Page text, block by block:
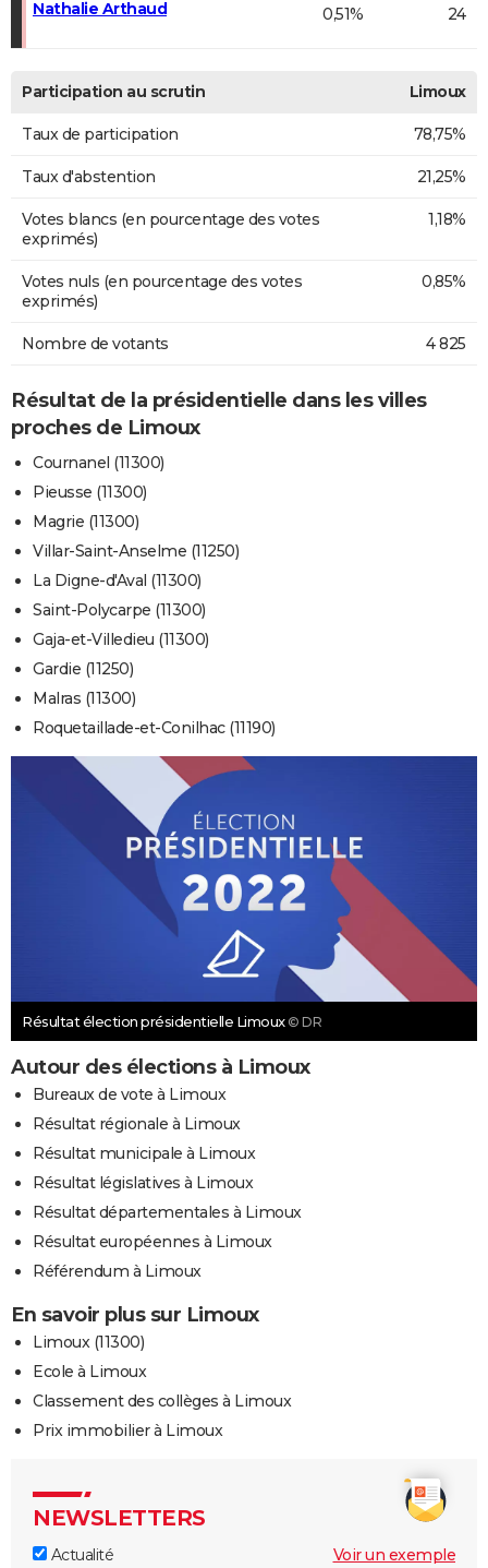
Nathalie Arthaud 0,51% 24
Participation au scrutin Limoux
Taux de participation 78,75%
Taux d'abstention 21,25%
Votes blancs (en pourcentage des votes
exprimés)
1,18%
Votes nuls (en pourcentage des votes
exprimés)
0,85%
Nombre de votants 4 825
Résultat de la présidentielle dans les villes
proches de Limoux
Cournanel (11300)
Pieusse (11300)
Magrie (11300)
Villar-Saint-Anselme (11250)
La Digne-d'Aval (11300)
Saint-Polycarpe (11300)
Gaja-et-Villedieu (11300)
Gardie (11250)
Malras (11300)
Roquetaillade-et-Conilhac (11190)
Résultat élection présidentielle Limoux © DR
Autour des élections à Limoux
Bureaux de vote à Limoux
Résultat régionale à Limoux
Résultat municipale à Limoux
Résultat législatives à Limoux
Résultat départementales à Limoux
Résultat européennes à Limoux
Référendum à Limoux
En savoir plus sur Limoux
Limoux (11300)
Ecole à Limoux
Classement des collèges à Limoux
Prix immobilier à Limoux
NEWSLETTERS
Actualité
Voir un exemple